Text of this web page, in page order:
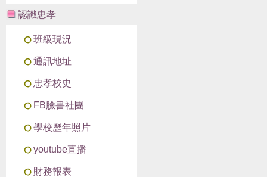
認識忠孝
班級現況
通訊地址
忠孝校史
FB臉書社團
學校歷年照片
youtube直播
財務報表